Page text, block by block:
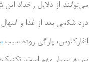
می‌توانند از دلایل رخداد
درد شکمی بعد از غذا و
انفارکتوس، پارگی روده سبب
سریع بسیار مهم است.